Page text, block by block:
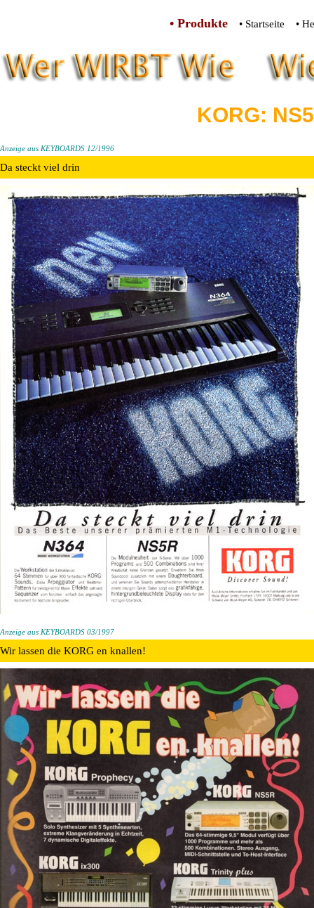
• Produkte • Startseite •
KORG:
Anzeige aus KEYBOARDS 12/1996
Da steckt viel drin
Anzeige aus KEYBOARDS 03/1997
Wir lassen die KORG en knallen!